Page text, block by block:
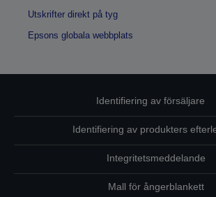
Utskrifter direkt på tyg
Epsons globala webbplats
Identifiering av försäljare
Identifiering av produkters
Integritetsmeddelande
Mall för ångerblankett